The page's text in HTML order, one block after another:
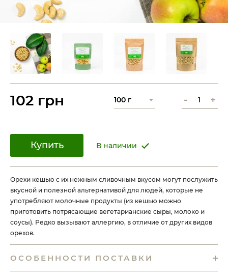
Орехи кешью с их нежным сливочным вкусом могут послужить
вкусной и полезной альтернативой для людей, которые не
употребляют молочные продукты (из кешью можно
приготовить потрясающие вегетарианские сыры, молоко и
соусы). Редко вызывают аллергию, в отличие от других видов
орехов.
ОСОБЕННОСТИ ПОСТАВКИ
102 грн - +
Купить В наличии